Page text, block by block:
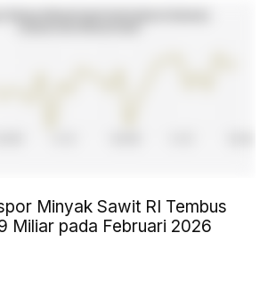
Minyak Sawit RI Tembus
Miliar pada Februari 2026